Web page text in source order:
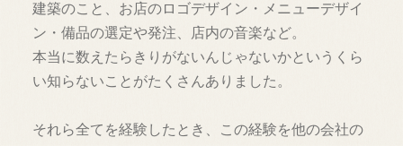
建築のこと、お店のロゴデザイン・メニューデザイ
ン・備品の選定や発注、店内の音楽など。
本当に数えたらきりがないんじゃないかというくら
い知らないことがたくさんありました。
それら全てを経験したとき、この経験を他の会社の